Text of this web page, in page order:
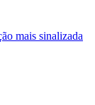
mais sinalizada